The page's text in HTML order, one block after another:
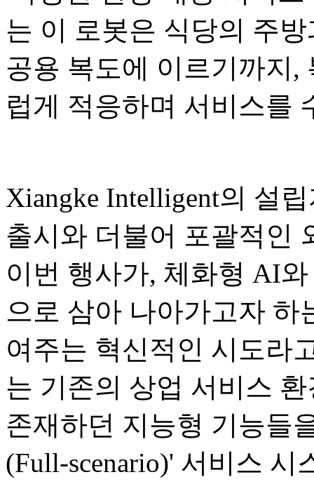
는 이 로봇은 식당의 주
공용 복도에 이르기까지,
럽게 적응하며 서비스를
Xiangke Intelligent의 설
출시와 더불어 포괄적인
이번 행사가, 체화형 AI
으로 삼아 나아가고자
여주는 혁신적인 시도라
는 기존의 상업 서비스
존재하던 지능형 기능들
(Full-scenario)' 서비스